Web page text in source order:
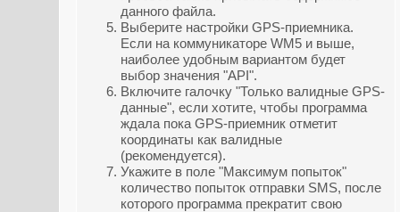
данного файла.
Выберите настройки GPS-приемника.
Если на коммуникаторе WM5 и выше,
наиболее удобным вариантом будет
выбор значения "API".
Включите галочку "Только валидные GPS-
данные", если хотите, чтобы программа
ждала пока GPS-приемник отметит
координаты как валидные
(рекомендуется).
Укажите в поле "Максимум попыток"
количество попыток отправки SMS, после
которого программа прекратит свою